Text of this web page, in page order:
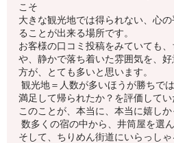
こそ
大きな観光地では得られない、心
ることが出来る場所です。
お客様の口コミ投稿をみていても
や、静かで落ち着いた雰囲気を、
方が、とても多いと思います。
観光地＝人数が多いほうが勝ちで
満足して帰られたか？を評価してい
このことが、本当に、本当に嬉しか
数多くの宿の中から、井筒屋を選
そして、ちりめん街道にいらっし